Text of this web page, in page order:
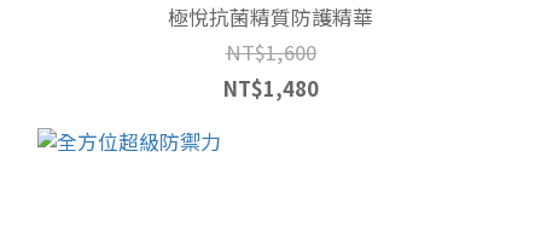
極悅抗菌精質防護精華
NT$1,600
NT$1,480